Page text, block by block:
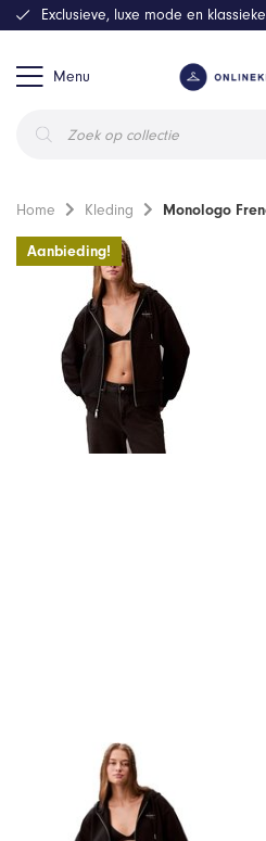
Menu
zoeken
Exclusieve, luxe mode en
Home Kleding Monologo
Aanbieding!